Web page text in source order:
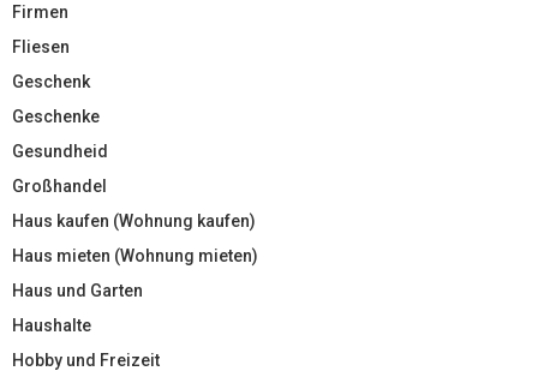
Firmen
Fliesen
Geschenk
Geschenke
Gesundheid
Großhandel
Haus kaufen (Wohnung kaufen)
Haus mieten (Wohnung mieten)
Haus und Garten
Haushalte
Hobby und Freizeit